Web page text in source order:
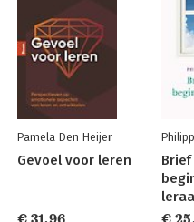
Pamela Den Heijer
Gevoel voor leren